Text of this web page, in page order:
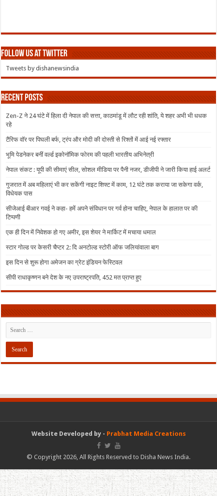
Follow us at Twitter
Tweets by dishanewsindia
Recent Posts
Zen-Z ने 24 घंटे में हिला दी नेपाल की सत्ता, काठमांडू में लौट रही शांति, ये शहर अभी भी धधक
रहे
टैरिफ वॉर पर पिघली बर्फ, ट्रंप और मोदी की दोस्ती से रिश्तों में आई नई रफ्तार
भूमि पेडनेकर बनीं वर्ल्ड इकोनॉमिक फोरम की पहली भारतीय अभिनेत्री
नेपाल संकट : यूपी की सीमाएं सील, सोशल मीडिया पर पैनी नजर, डीजीपी ने जारी किया हाई अलर्ट
गुजरात में अब महिलाएं भी कर सकेंगी नाइट शिफ्ट में काम, 12 घंटे तक कराया जा सकेगा वर्क,
विधेयक पास
सीजेआई बीआर गवई ने कहा- हमें अपने संविधान पर गर्व होना चाहिए, नेपाल के हालात पर की
टिप्पणी
एक ही दिन में निवेशक हो गए अमीर, इस शेयर ने मार्किट में मचाया धमाल
स्टार गोल्ड पर केसरी चैप्टर 2: दि अनटोल्ड स्टोरी ऑफ जलियांवाला बाग
इस दिन से शुरू होगा अमेजन का ग्रेट इंडियन फेस्टिवल
सीपी राधाकृष्णन बने देश के नए उपराष्ट्रपति, 452 मत प्राप्त हुए
Website Developed by - Prabhat Media Creations
© Copyright 2026, All Rights Reserved to Disha News India.